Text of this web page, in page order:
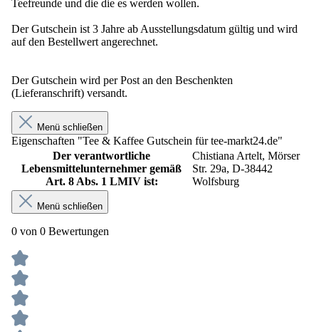
Teefreunde und die die es werden wollen.
Der Gutschein ist 3 Jahre ab Ausstellungsdatum gültig und wird
auf den Bestellwert angerechnet.
Der Gutschein wird per Post an den Beschenkten
(Lieferanschrift) versandt.
Menü schließen
Eigenschaften "Tee & Kaffee Gutschein für tee-markt24.de"
Der verantwortliche
Lebensmittelunternehmer gemäß
Art. 8 Abs. 1 LMIV ist:
Chistiana Artelt, Mörser
Str. 29a, D-38442
Wolfsburg
Menü schließen
0 von 0 Bewertungen